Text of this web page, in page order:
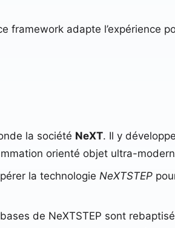
framework adapte l’expérience
la société NeXT. Il y
orienté objet ultra-
la technologie NeXTSTEP
de NeXTSTEP sont